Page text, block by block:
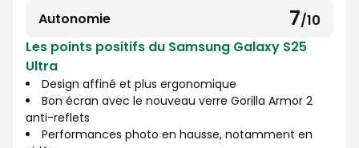
sur
Autonomie 7/10
7
sur
10
Les points positifs du Samsung Galaxy S25
Ultra
Design affiné et plus ergonomique
Bon écran avec le nouveau verre Gorilla Armor 2
anti-reflets
Performances photo en hausse, notamment en